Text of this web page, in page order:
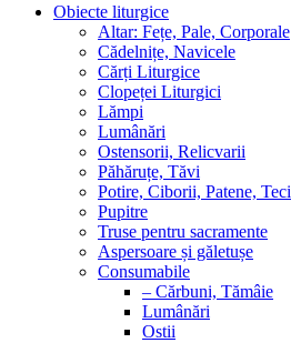
Obiecte liturgice
Altar: Fețe, Pale, Corporale
Cădelnițe, Navicele
Cărți Liturgice
Clopeței Liturgici
Lămpi
Lumânări
Ostensorii, Relicvarii
Păhăruțe, Tăvi
Potire, Ciborii, Patene, Teci
Pupitre
Truse pentru sacramente
Aspersoare și găletușe
Consumabile
– Cărbuni, Tămâie
Lumânări
Ostii